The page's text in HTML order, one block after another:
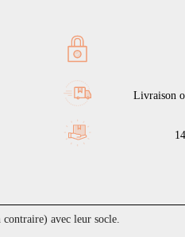
Livraison
avec leur socle.